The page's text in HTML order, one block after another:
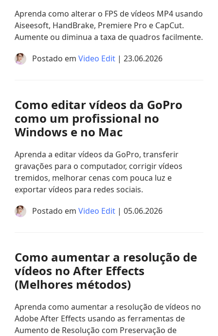
Aprenda como alterar o FPS de vídeos MP4 usando
Aiseesoft, HandBrake, Premiere Pro e CapCut.
Aumente ou diminua a taxa de quadros facilmente.
Postado em Video Edit | 23.06.2026
Como editar vídeos da GoPro
como um profissional no
Windows e no Mac
Aprenda a editar vídeos da GoPro, transferir
gravações para o computador, corrigir vídeos
tremidos, melhorar cenas com pouca luz e
exportar vídeos para redes sociais.
Postado em Video Edit | 05.06.2026
Como aumentar a resolução de
vídeos no After Effects
(Melhores métodos)
Aprenda como aumentar a resolução de vídeos no
Adobe After Effects usando as ferramentas de
Aumento de Resolução com Preservação de